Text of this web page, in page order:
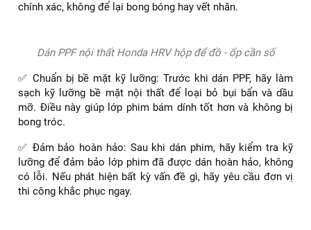
PPF nội thất xe Honda HRV 2022 một cách hiệu quả và bền
✅ Ưu tiên loại phim cao cấp: Hãy chọn loại phim có khả
năng chống xước, chống tia UV và khả năng tự phục hồi.
Những loại phim này không chỉ bảo vệ nội thất xe mà còn
giữ cho xe luôn mới mẻ và sáng bóng.
✅ Đảm bảo thi công chuyên nghiệp: Việc quan trọng cần
làm là xác định dán PPF nội thất ô tô ở đâu tốt, chọn các
đơn vị thi công có kinh nghiệm và uy tín. Đội ngũ kỹ thuật
viên chuyên nghiệp sẽ đảm bảo quá trình dán phim diễn ra
chính xác, không để lại bong bóng hay vết nhăn.